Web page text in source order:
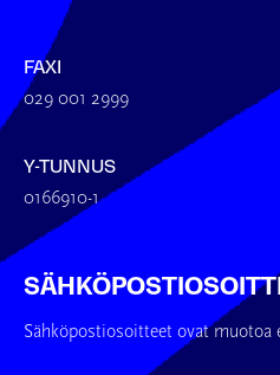
FAXI
029 001 2999
Y-TUNNUS
0166910-1
Sähköpostiosoitteet ovat